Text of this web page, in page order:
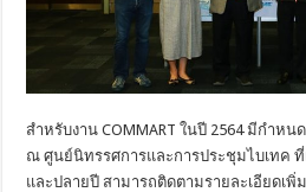
สำหรับงาน COMMART ในปี 2564 มีกำห
ณ ศูนย์นิทรรศการและการประชุมไบเทค ที่
และปลายปี สามารถติดตามรายละเอียดเพิ่